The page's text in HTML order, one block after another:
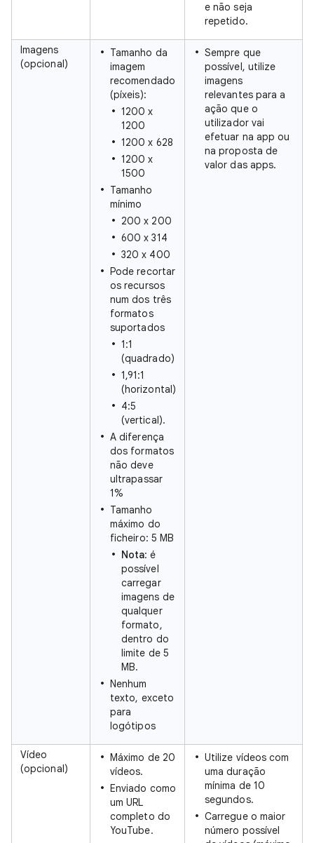
e não seja
repetido.
Imagens
(opcional)
Tamanho da
imagem
recomendado
(píxeis):
1200 x
1200
1200 x 628
1200 x
1500
Tamanho
mínimo
200 x 200
600 x 314
320 x 400
Pode recortar
os recursos
num dos três
formatos
suportados
1:1
(quadrado)
1,91:1
(horizontal)
4:5
(vertical).
A diferença
dos formatos
não deve
ultrapassar
1%
Tamanho
máximo do
ficheiro: 5 MB
Nota: é
possível
carregar
imagens de
qualquer
formato,
dentro do
limite de 5
MB.
Nenhum
texto, exceto
para
logótipos
Sempre que
possível, utilize
imagens
relevantes para a
ação que o
utilizador vai
efetuar na app ou
na proposta de
valor das apps.
Vídeo
(opcional)
Máximo de 20
vídeos.
Enviado como
um URL
completo do
YouTube.
Utilize vídeos com
uma duração
mínima de 10
segundos.
Carregue o maior
número possível